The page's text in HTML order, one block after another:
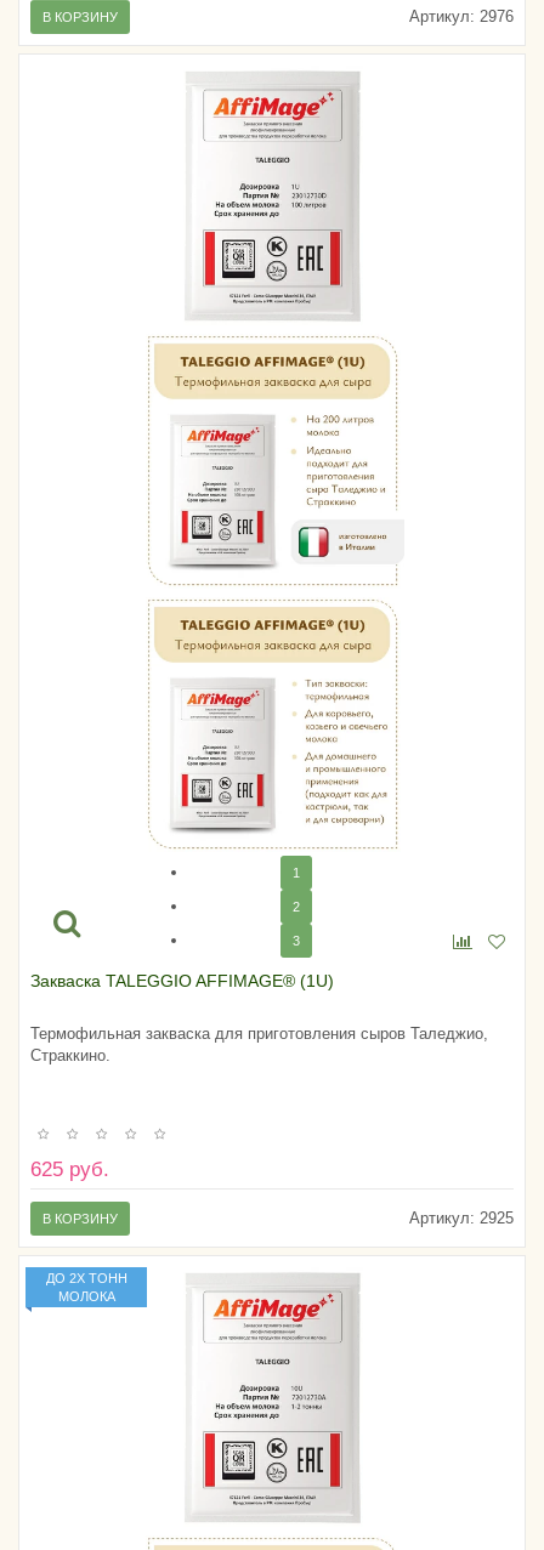
Артикул: 2976
В КОРЗИНУ
1
2
3
Закваска TALEGGIO AFFIMAGE® (1U)
Термофильная закваска для приготовления сыров Таледжио,
Страккино.
625 руб.
Артикул: 2925
В КОРЗИНУ
ДО 2Х ТОНН
МОЛОКА